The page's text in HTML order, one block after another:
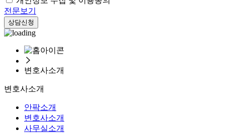
전문보기
상담신청
변호사소개
변호사소개
안팍소개
변호사소개
사무실소개